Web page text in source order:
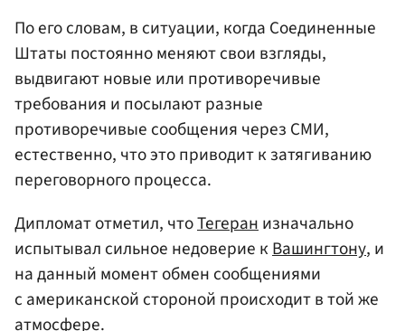
По его словам, в ситуации, когда Соединенные
Штаты постоянно меняют свои взгляды,
выдвигают новые или противоречивые
требования и посылают разные
противоречивые сообщения через СМИ,
естественно, что это приводит к затягиванию
переговорного процесса.
Дипломат отметил, чтоТегеран изначально
испытывал сильное недоверие к Вашингтону, и
на данный момент обмен сообщениями
с американской стороной происходит в той же
атмосфере.